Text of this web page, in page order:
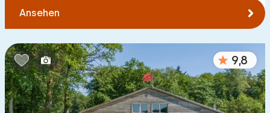
Ansehen
9,8